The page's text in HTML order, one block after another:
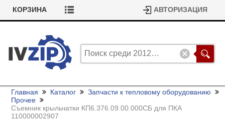
КОРЗИНА АВТОРИЗАЦИЯ
Главная Каталог
Запчасти к тепловому оборудованию
Прочее
Съемник крыльчатки КП6.376.09.00.000СБ для ПКА
110000002907